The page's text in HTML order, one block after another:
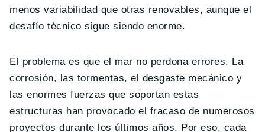
menos variabilidad que otras renovables, aunque el
desafío técnico sigue siendo enorme.
El problema es que el mar no perdona errores. La
corrosión, las tormentas, el desgaste mecánico y
las enormes fuerzas que soportan estas
estructuras han provocado el fracaso de numerosos
proyectos durante los últimos años. Por eso, cada